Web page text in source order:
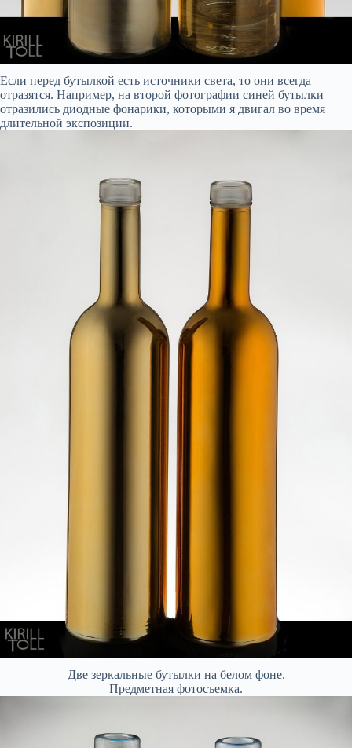
Если перед бутылкой есть источники света, то они всегда
отразятся. Например, на второй фотографии синей бутылки
отразились диодные фонарики, которыми я двигал во время
длительной экспозиции.
Две зеркальные бутылки на белом фоне.
Предметная фотосъемка.